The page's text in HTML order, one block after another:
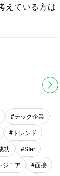
えている方は
テック企業
トレンド
功
SIer
ジニア
面接